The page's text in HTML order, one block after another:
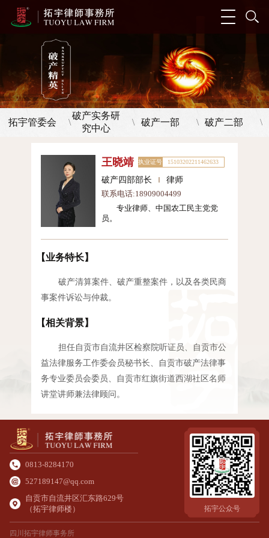
拓宇管委会 \
破产实务研
究中心
\ 破产一部 \ 破产二部 \
王晓靖 执业证号 15103202211462633
破产四部部长 律师
联系电话:18909004499
专业律师、中国农工民主党党
员。
【业务特长】
破产清算案件、破产重整案件，以及各类民商
事案件诉讼与仲裁。
【相关背景】
担任自贡市自流井区检察院听证员、自贡市公
益法律服务工作委会员秘书长、自贡市破产法律事
务专业委员会委员、自贡市红旗街道西湖社区名师
讲堂讲师兼法律顾问。
0813-8284170
527189147@qq.com
自贡市自流井区汇东路629号
（拓宇律师楼）
拓宇公众号
四川拓宇律师事务所